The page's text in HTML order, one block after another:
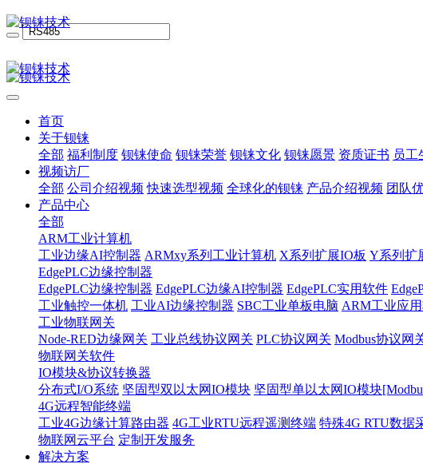
首页
关于钡铼
全部 福利制度 钡铼使命 钡铼荣誉 钡铼文化 钡铼愿景 资质证书 员工
视频访厂
全部 公司介绍视频 快速选型视频 全球化的钡铼 产品介绍视频 团队
产品中心
全部
ARM工业计算机
工业边缘AI控制器 ARMxy系列工业计算机 X系列扩展IO板 Y系列扩
EdgePLC边缘控制器
EdgePLC边缘控制器 EdgePLC边缘AI控制器 EdgePLC实用软件
工业触控一体机 工业AI边缘控制器 SBC工业单板电脑 ARM工业应
工业物联网关
Node-RED边缘网关 工业总线协议网关 PLC协议网关 Modbus协议网
物联网关软件
IO模块&协议转换器
分布式I/O系统 坚固型双以太网IO模块 坚固型单以太网IO模块
4G远程智能终端
工业4G边缘计算路由器 4G工业RTU远程遥测终端 特殊4G RTU数据
物联网云平台 定制开发服务
解决方案